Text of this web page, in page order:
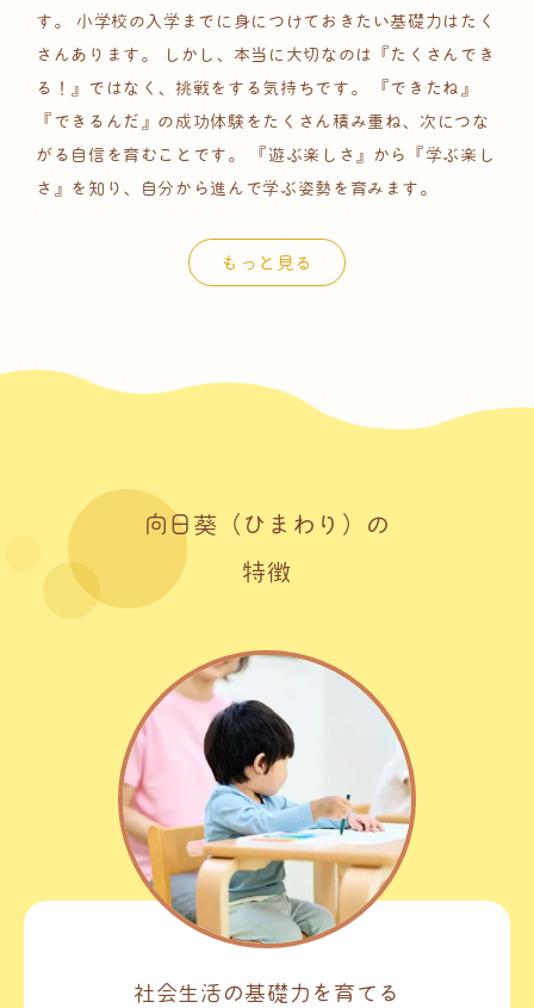
す。
小学校の入学までに身につけておきたい基礎力はたく
さんあります。
しかし、本当に大切なのは『たくさんでき
る！』ではなく、挑戦をする気持ちです。
『できたね』
『できるんだ』の成功体験をたくさん積み重ね、次につな
がる自信を育むことです。
『遊ぶ楽しさ』から『学ぶ楽し
さ』を知り、自分から進んで学ぶ姿勢を育みます。
もっと見る
向日葵（ひまわり）の
特徴
社会生活の基礎力を育てる